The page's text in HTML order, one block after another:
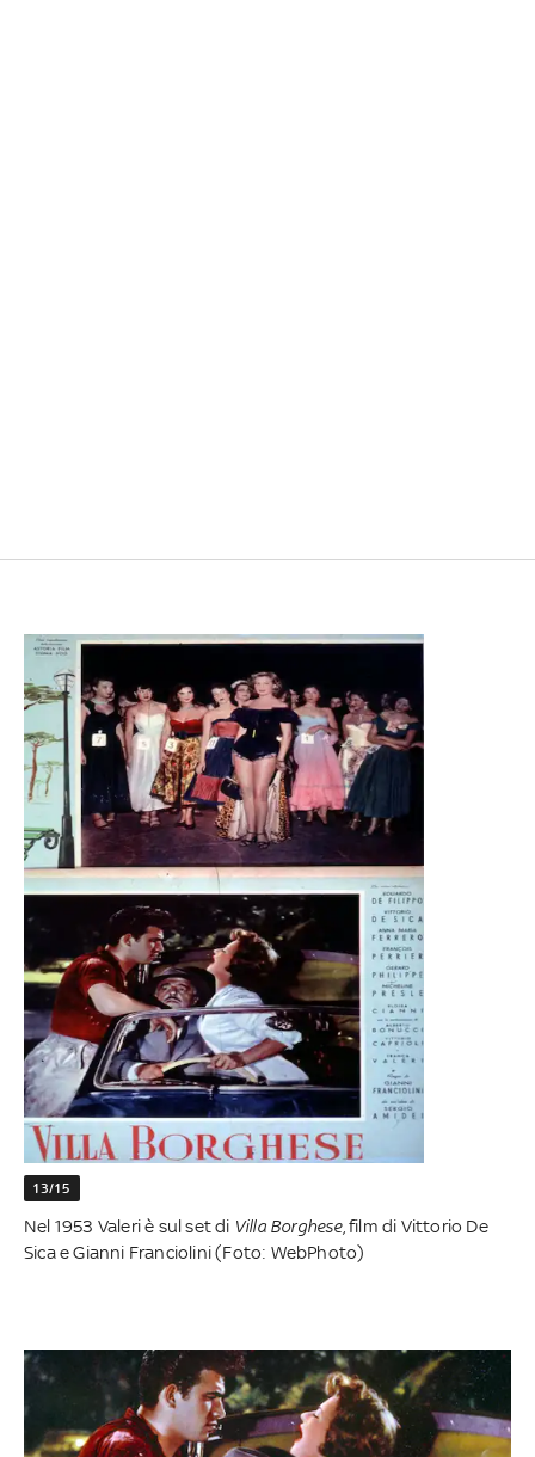
13/15
Nel 1953 Valeri è sul set di Villa Borghese, film di Vittorio De
Sica e Gianni Franciolini (Foto: WebPhoto)